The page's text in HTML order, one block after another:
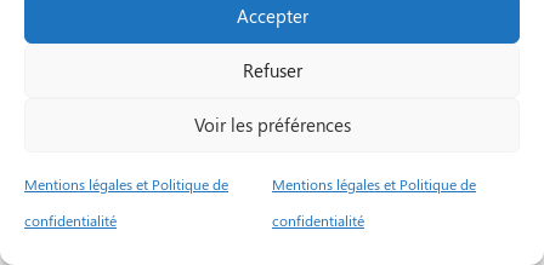
Accepter
Refuser
Voir les préférences
Mentions légales et Politique de
confidentialité
Mentions légales et Politique de
confidentialité
Le Petit
Mentions
Légales
© by